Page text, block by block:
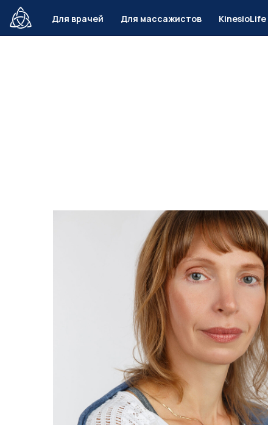
Ссылка на это место страницы:
Для врачей Для массажистов KinesioLife